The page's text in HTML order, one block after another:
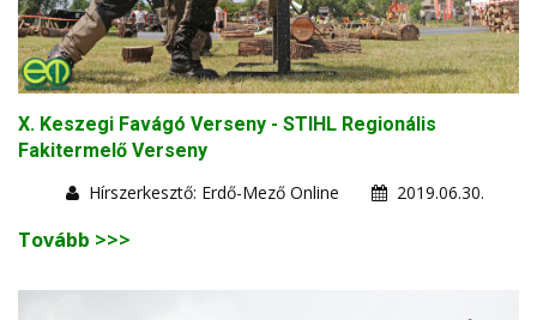
X. Keszegi Favágó Verseny - STIHL Regionális
Fakitermelő Verseny
Hírszerkesztő: Erdő-Mező Online
2019.06.30.
Tovább >>>